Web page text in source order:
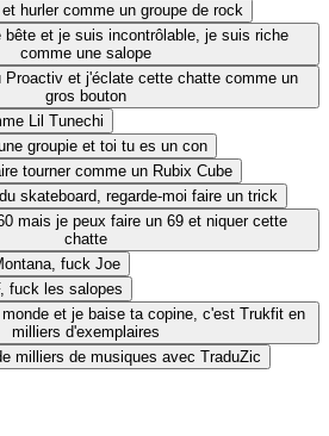
hurler comme un groupe de rock
bête et je suis incontrôlable, je suis riche
comme une salope
Proactiv et j'éclate cette chatte comme un
gros bouton
Lil Tunechi
groupie et toi tu es un con
tourner comme un Rubix Cube
skateboard, regarde-moi faire un trick
mais je peux faire un 69 et niquer cette
chatte
fuck Joe
fuck les salopes
et je baise ta copine, c'est Trukfit en
milliers d'exemplaires
milliers de musiques avec TraduZic